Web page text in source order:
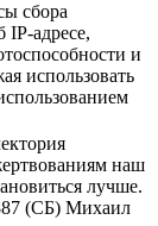
сбора
IP-адресе,
и
использовать
наш
лучше.
(СБ) Михаил